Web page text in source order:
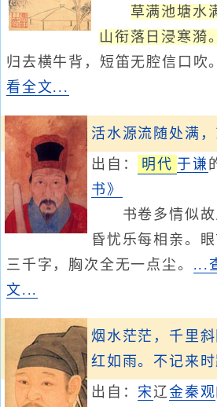
草满池塘水
山衔落日浸寒漪
归去横牛背，短笛无腔信口吹。
看全文...
活水源流随处满
出自： 明代 于谦
书》
书卷多情似故
昏忧乐每相亲。
三千字，胸次全无一点尘。 ...
文...
烟水茫茫，千里
红如雨。不记来时
出自：宋辽金秦观